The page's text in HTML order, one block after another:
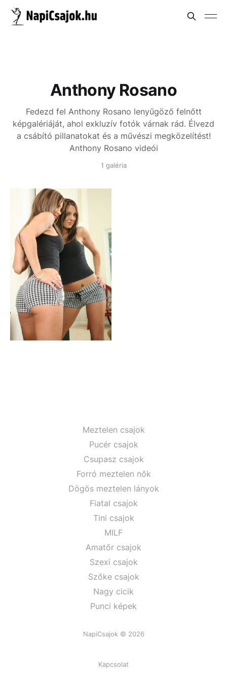
Anthony Rosano
Fedezd fel Anthony Rosano lenyűgöző felnőtt
képgalériáját, ahol exkluzív fotók várnak rád. Élvezd
a csábító pillanatokat és a művészi megközelítést!
Anthony Rosano videói
1 galéria
Meztelen csajok
Pucér csajok
Csupasz csajok
Forró meztelen nők
Dögös meztelen lányok
Fiatal csajok
Tini csajok
MILF
Amatőr csajok
Szexi csajok
Szőke csajok
Nagy cicik
Punci képek
NapiCsajok © 2026
Kapcsolat